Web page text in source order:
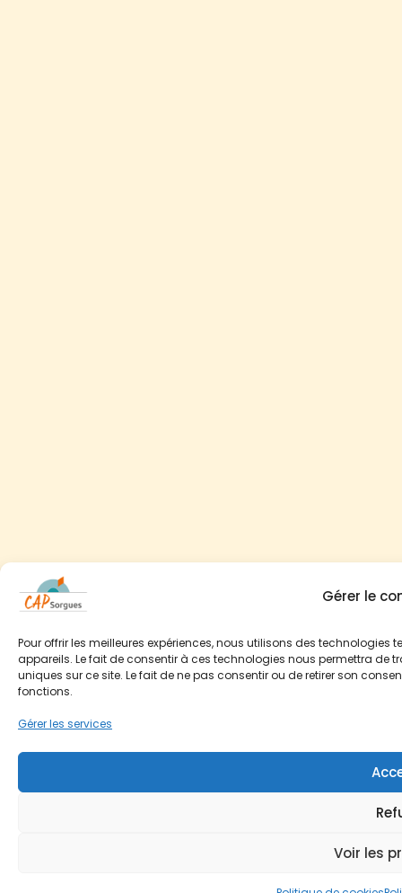
Gérer le
Pour offrir les meilleures expériences, nous utilisons des
appareils. Le fait de consentir à ces technologies nous permettra de
uniques sur ce site. Le fait de ne pas consentir ou de retirer son
fonctions.
Gérer les services
Voir les